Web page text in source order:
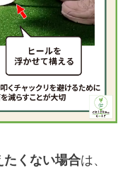
たくない場合は、